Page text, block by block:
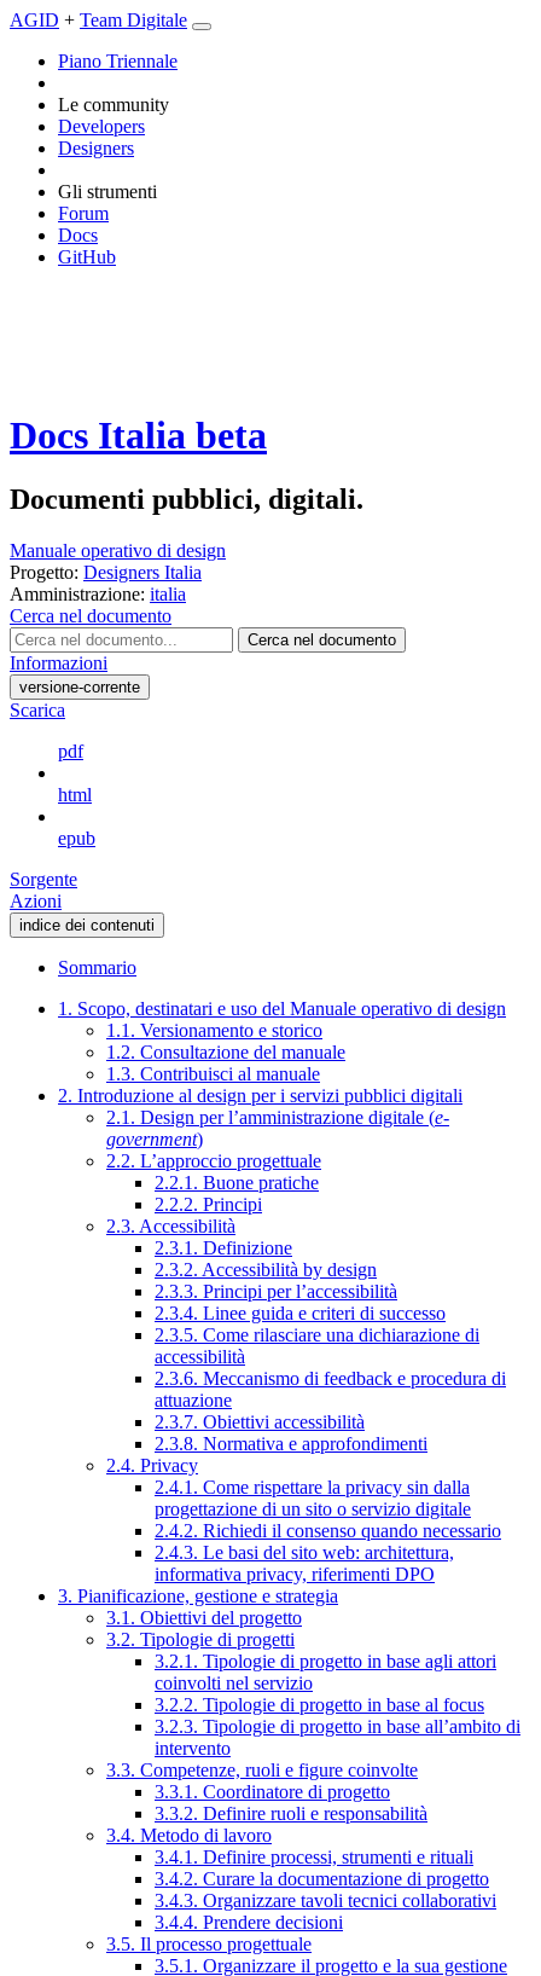
AGID + Team Digitale
Piano Triennale
Le community
Developers
Designers
Gli strumenti
Forum
Docs
GitHub
Docs Italia beta
Documenti pubblici, digitali.
Manuale operativo di design
Progetto: Designers Italia
Amministrazione: italia
Cerca nel documento
Cerca nel documento
Informazioni
versione-corrente
Scarica
pdf
html
epub
Sorgente
Azioni
indice dei contenuti
Sommario
1. Scopo, destinatari e uso del Manuale operativo di design
1.1. Versionamento e storico
1.2. Consultazione del manuale
1.3. Contribuisci al manuale
2. Introduzione al design per i servizi pubblici digitali
2.1. Design per l’amministrazione digitale (e-
government)
2.2. L’approccio progettuale
2.2.1. Buone pratiche
2.2.2. Principi
2.3. Accessibilità
2.3.1. Definizione
2.3.2. Accessibilità by design
2.3.3. Principi per l’accessibilità
2.3.4. Linee guida e criteri di successo
2.3.5. Come rilasciare una dichiarazione di
accessibilità
2.3.6. Meccanismo di feedback e procedura di
attuazione
2.3.7. Obiettivi accessibilità
2.3.8. Normativa e approfondimenti
2.4. Privacy
2.4.1. Come rispettare la privacy sin dalla
progettazione di un sito o servizio digitale
2.4.2. Richiedi il consenso quando necessario
2.4.3. Le basi del sito web: architettura,
informativa privacy, riferimenti DPO
3. Pianificazione, gestione e strategia
3.1. Obiettivi del progetto
3.2. Tipologie di progetti
3.2.1. Tipologie di progetto in base agli attori
coinvolti nel servizio
3.2.2. Tipologie di progetto in base al focus
3.2.3. Tipologie di progetto in base all’ambito di
intervento
3.3. Competenze, ruoli e figure coinvolte
3.3.1. Coordinatore di progetto
3.3.2. Definire ruoli e responsabilità
3.4. Metodo di lavoro
3.4.1. Definire processi, strumenti e rituali
3.4.2. Curare la documentazione di progetto
3.4.3. Organizzare tavoli tecnici collaborativi
3.4.4. Prendere decisioni
3.5. Il processo progettuale
3.5.1. Organizzare il progetto e la sua gestione